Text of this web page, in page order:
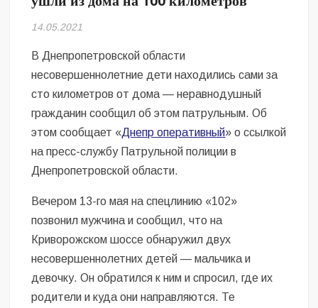
Безугла закликає валити Сирського
сучасну моду
Командувач ВМС Неїжпапа закликав не дестабілізувати ситуацію
навколо керівництва армії
14.05.2021
В Днепропетровской области
несовершеннолетние дети находились сами за
сто километров от дома — неравнодушный
гражданин сообщил об этом патрульным. Об
этом сообщает «Днепр оперативный» о ссылкой
на пресс-службу Патрульной полиции в
Днепропетровской области.
Вечером 13-го мая на спецлинию «102»
позвонил мужчина и сообщил, что на
Криворожском шоссе обнаружил двух
несовершеннолетних детей — мальчика и
девочку. Он обратился к ним и спросил, где их
родители и куда они направляются. Те